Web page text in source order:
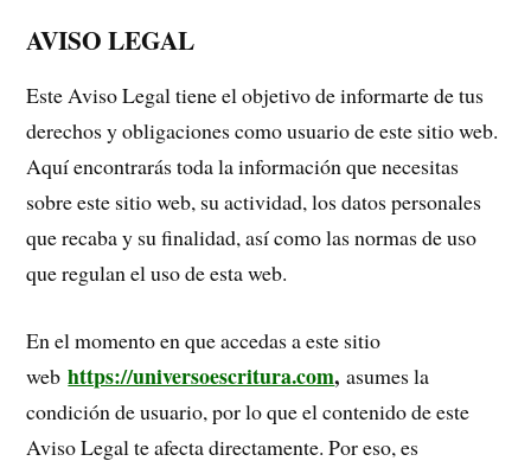
AVISO LEGAL
Este Aviso Legal tiene el objetivo de informarte de tus
derechos y obligaciones como usuario de este sitio web.
Aquí encontrarás toda la información que necesitas
sobre este sitio web, su actividad, los datos personales
que recaba y su finalidad, así como las normas de uso
que regulan el uso de esta web.
En el momento en que accedas a este sitio
webhttps://universoescritura.com, asumes la
condición de usuario, por lo que el contenido de este
Aviso Legal te afecta directamente. Por eso, es